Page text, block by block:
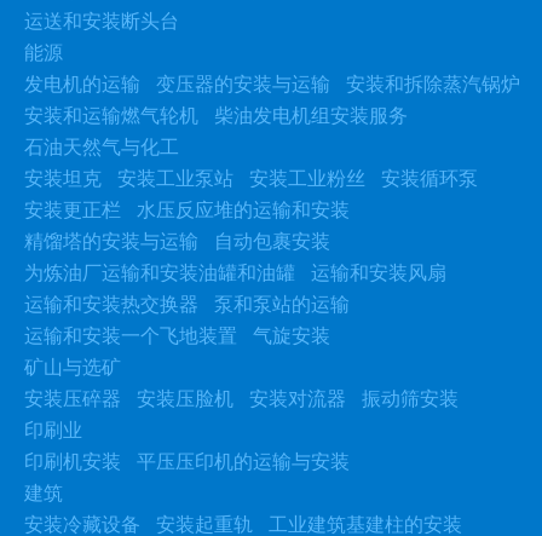
运送和安装断头台
能源
发电机的运输
变压器的安装与运输
安装和拆除蒸汽锅炉
安装和运输燃气轮机
柴油发电机组安装服务
石油天然气与化工
安装坦克 安装工业泵站 安装工业粉丝
安装循环泵
安装更正栏
水压反应堆的运输和安装
精馏塔的安装与运输
自动包裹安装
为炼油厂运输和安装油罐和油罐
运输和安装风扇
运输和安装热交换器
泵和泵站的运输
运输和安装一个飞地装置
气旋安装
矿山与选矿
安装压碎器
安装压脸机 安装对流器
振动筛安装
印刷业
印刷机安装
平压压印机的运输与安装
建筑
安装冷藏设备
安装起重轨 工业建筑基建柱的安装